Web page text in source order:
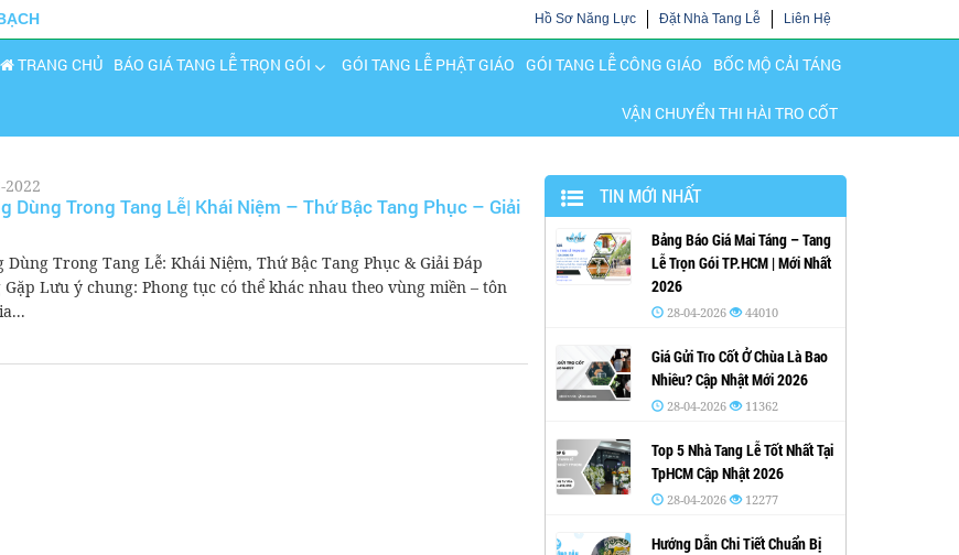
Hồ Sơ Năng Lực Đặt Nhà Tang Lễ Liên Hệ
TRANG CHỦ BÁO GIÁ TANG LỄ TRỌN GÓI GÓI TANG LỄ PHẬT GIÁO GÓI TANG LỄ CÔNG GIÁO BỐC MỘ CẢI TÁNG
VẬN CHUYỂN THI HÀI TRO CỐT
2022
Dùng Trong Tang Lễ| Khái Niệm – Thứ Bậc Tang Phục – Giải
Dùng Trong Tang Lễ: Khái Niệm, Thứ Bậc Tang Phục & Giải Đáp
Lưu ý chung: Phong tục có thể khác nhau theo vùng miền – tôn
TIN MỚI NHẤT
Bảng Báo Giá Mai Táng – Tang
Lễ Trọn Gói TP.HCM | Mới Nhất
2026
28-04-2026 44010
Giá Gửi Tro Cốt Ở Chùa Là Bao
Nhiêu? Cập Nhật Mới 2026
28-04-2026 11362
Top 5 Nhà Tang Lễ Tốt Nhất Tại
TpHCM Cập Nhật 2026
28-04-2026 12277
Hướng Dẫn Chi Tiết Chuẩn Bị